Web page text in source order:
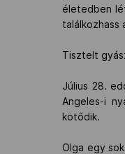
életedben
találkozhass
Tisztelt
Július 28.
Angeles-i
kötődik.
Olga egy